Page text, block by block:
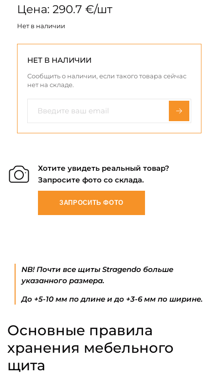
Цена: 290.7 €/шт
Нет в наличии
НЕТ В НАЛИЧИИ
Сообщить о наличии, если такого товара сейчас
нет на складе.
Хотите увидеть реальный товар?
Запросите фото со склада.
ЗАПРОСИТЬ ФОТО
NB! Почти все щиты Stragendo больше
указанного размера.
До +5-10 мм по длине и до +3-6 мм по ширине.
Основные правила
хранения мебельного
щита